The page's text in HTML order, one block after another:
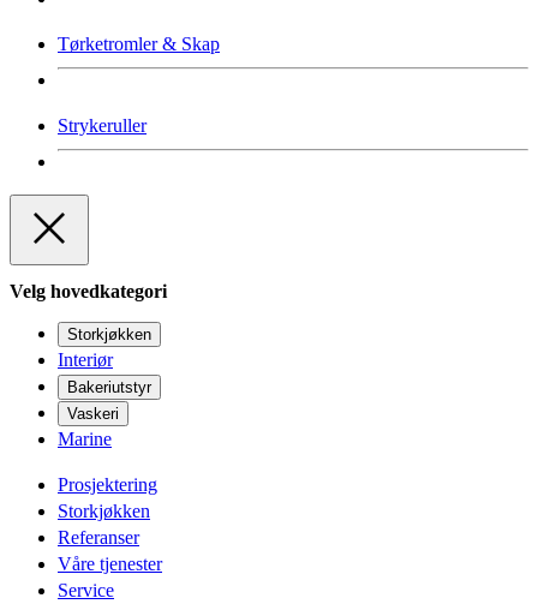
Tørketromler & Skap
Strykeruller
Velg hovedkategori
Storkjøkken
Interiør
Bakeriutstyr
Vaskeri
Marine
Prosjektering
Storkjøkken
Referanser
Våre tjenester
Service